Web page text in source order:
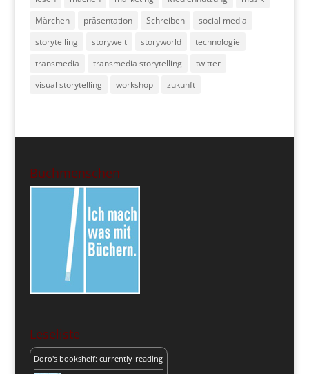
Märchen
präsentation Schreiben
social media
storytelling
storywelt storyworld
technologie
transmedia
transmedia storytelling
twitter
visual storytelling
workshop zukunft
Buchmenschen
Leseliste
Doro's bookshelf: currently-reading